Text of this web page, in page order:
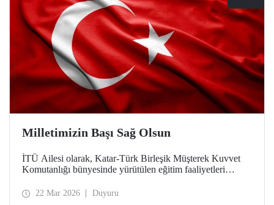
Milletimizin Başı Sağ Olsun
İTÜ Ailesi olarak, Katar-Türk Birleşik Müşterek Kuvvet
Komutanlığı bünyesinde yürütülen eğitim faaliyetleri
kaza kırıma uğraması sonucu şehit olan Türk Silahlı
22 Mar 2026 Duyuru